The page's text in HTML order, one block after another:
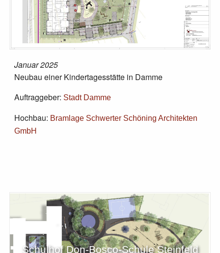
Januar 2025
Neubau einer Kindertagesstätte in Damme
Auftraggeber: Stadt Damme
Hochbau: Bramlage Schwerter Schöning Architekten
GmbH
Schulhof Don-Bosco-Schule Steinfeld